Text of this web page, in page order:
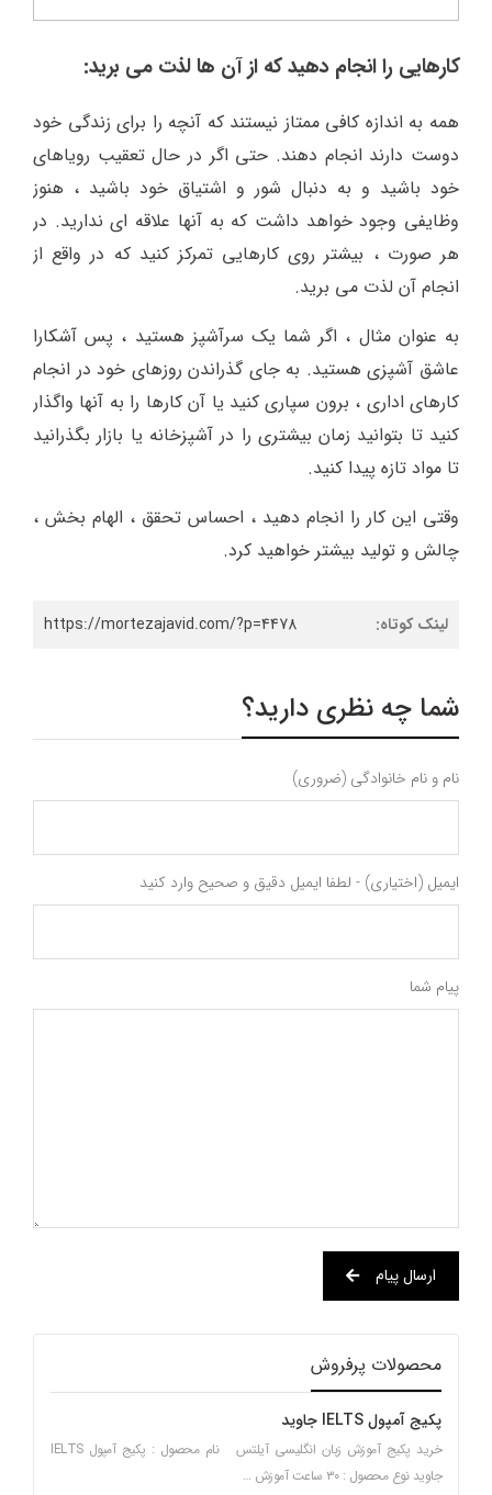
کارهایی را انجام دهید که از آن ها لذت می برید:
همه به اندازه کافی ممتاز نیستند که آنچه را برای زندگی خود
دوست دارند انجام دهند. حتی اگر در حال تعقیب رویاهای
خود باشید و به دنبال شور و اشتیاق خود باشید ، هنوز
وظایفی وجود خواهد داشت که به آنها علاقه ای ندارید. در
هر صورت ، بیشتر روی کارهایی تمرکز کنید که در واقع از
انجام آن لذت می برید.
به عنوان مثال ، اگر شما یک سرآشپز هستید ، پس آشکارا
عاشق آشپزی هستید. به جای گذراندن روزهای خود در انجام
کارهای اداری ، برون سپاری کنید یا آن کارها را به آنها واگذار
کنید تا بتوانید زمان بیشتری را در آشپزخانه یا بازار بگذرانید
تا مواد تازه پیدا کنید.
وقتی این کار را انجام دهید ، احساس تحقق ، الهام بخش ،
چالش و تولید بیشتر خواهید کرد.
لینک کوتاه: https://mortezajavid.com/?p=4478
شما چه نظری دارید؟
نام و نام خانوادگی (ضروری)
ایمیل (اختیاری) - لطفا ایمیل دقیق و صحیح وارد کنید
پیام شما
ارسال پیام
محصولات پرفروش
پکیج آمپول IELTS جاوید
خرید پکیج آموزش زبان انگلیسی آیلتس نام محصول : پکیج آمپول IELTS
جاوید نوع محصول : ۳۰ ساعت آموزش …